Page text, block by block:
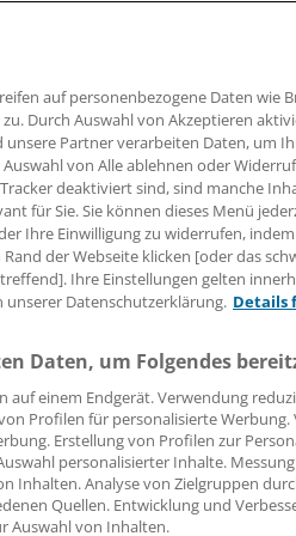
in Deutschland
präventive Effekt könnte aber
auf personenbezogene Daten wie
Durch Auswahl von Akzeptieren
Partner verarbeiten Daten, um
von Alle ablehnen oder
deaktiviert sind, sind manche
für Sie. Sie können dieses Menü
Ihre Einwilligung zu widerrufen, indem
der Webseite klicken [oder das
Ihre Einstellungen gelten
Datenschutzerklärung. Details
Daten, um Folgendes
einem Endgerät. Verwendung
Profilen für personalisierte
Erstellung von Profilen zur
personalisierter Inhalte.
Inhalten. Analyse von Zielgruppen
Quellen. Entwicklung und
Auswahl von Inhalten.